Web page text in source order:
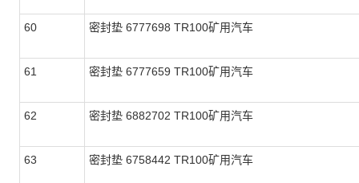
60 密封垫 6777698 TR100矿用汽车
61 密封垫 6777659 TR100矿用汽车
62 密封垫 6882702 TR100矿用汽车
63 密封垫 6758442 TR100矿用汽车